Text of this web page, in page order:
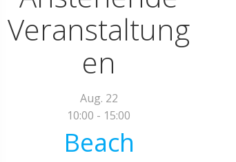
Veranstaltung
en
Aug. 22
10:00 - 15:00
Beach